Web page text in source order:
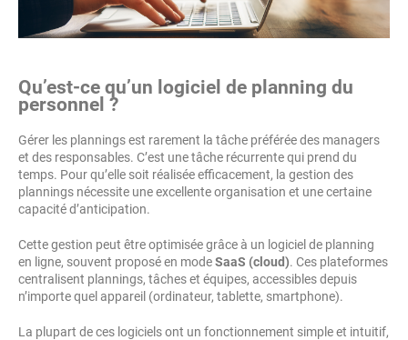
Qu’est-ce qu’un logiciel de planning du
personnel ?
Gérer les plannings est rarement la tâche préférée des managers
et des responsables. C’est une tâche récurrente qui prend du
temps. Pour qu’elle soit réalisée efficacement, la gestion des
plannings nécessite une excellente organisation et une certaine
capacité d’anticipation.
Cette gestion peut être optimisée grâce à un logiciel de planning
en ligne, souvent proposé en modeSaaS (cloud). Ces plateformes
centralisent plannings, tâches et équipes, accessibles depuis
n’importe quel appareil (ordinateur, tablette, smartphone).
La plupart de ces logiciels ont un fonctionnement simple et intuitif,